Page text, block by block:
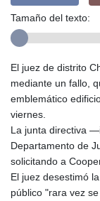
Tamaño del texto:
El juez de distrito
mediante un fallo,
emblemático
viernes.
La junta directiva
Departamento de
solicitando a
El juez desestimó
público "rara vez